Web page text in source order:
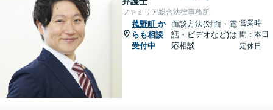
ファミリア総合法律事務所
菰野町 か
らも相談
受付中
面談方法(対面・電
話・ビデオなど)は
応相談
営業時
間：本日
定休日